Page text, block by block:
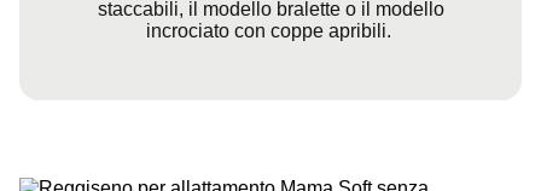
staccabili, il modello bralette o il modello
incrociato con coppe apribili.